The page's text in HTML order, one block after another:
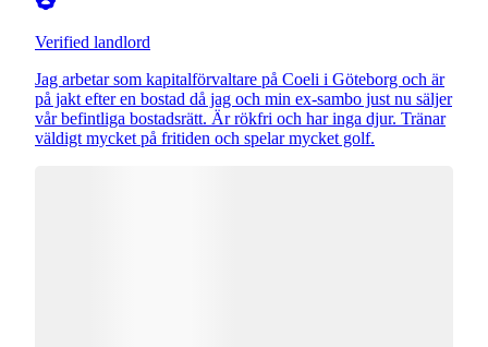
Verified landlord
Jag arbetar som kapitalförvaltare på Coeli i Göteborg och är
på jakt efter en bostad då jag och min ex-sambo just nu säljer
vår befintliga bostadsrätt. Är rökfri och har inga djur. Tränar
väldigt mycket på fritiden och spelar mycket golf.